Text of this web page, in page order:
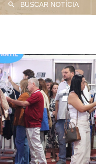
BUSCAR NOTÍCIA